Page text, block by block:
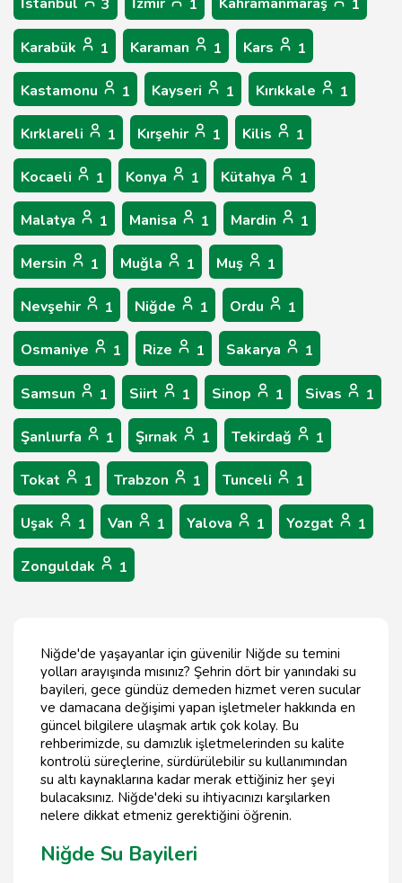
İstanbul 3 İzmir 1 Kahramanmaraş 1
Karabük 1 Karaman 1 Kars 1
Kastamonu 1 Kayseri 1 Kırıkkale 1
Kırklareli 1 Kırşehir 1 Kilis 1
Kocaeli 1 Konya 1 Kütahya 1
Malatya 1 Manisa 1 Mardin 1
Mersin 1 Muğla 1 Muş 1
Nevşehir 1 Niğde 1 Ordu 1
Osmaniye 1 Rize 1 Sakarya 1
Samsun 1 Siirt 1 Sinop 1 Sivas 1
Şanlıurfa 1 Şırnak 1 Tekirdağ 1
Tokat 1 Trabzon 1 Tunceli 1
Uşak 1 Van 1 Yalova 1 Yozgat 1
Zonguldak 1
Niğde'de yaşayanlar için güvenilir Niğde su temini
yolları arayışında mısınız? Şehrin dört bir yanındaki su
bayileri, gece gündüz demeden hizmet veren sucular
ve damacana değişimi yapan işletmeler hakkında en
güncel bilgilere ulaşmak artık çok kolay. Bu
rehberimizde, su damızlık işletmelerinden su kalite
kontrolü süreçlerine, sürdürülebilir su kullanımından
su altı kaynaklarına kadar merak ettiğiniz her şeyi
bulacaksınız. Niğde'deki su ihtiyacınızı karşılarken
nelere dikkat etmeniz gerektiğini öğrenin.
Niğde Su Bayileri